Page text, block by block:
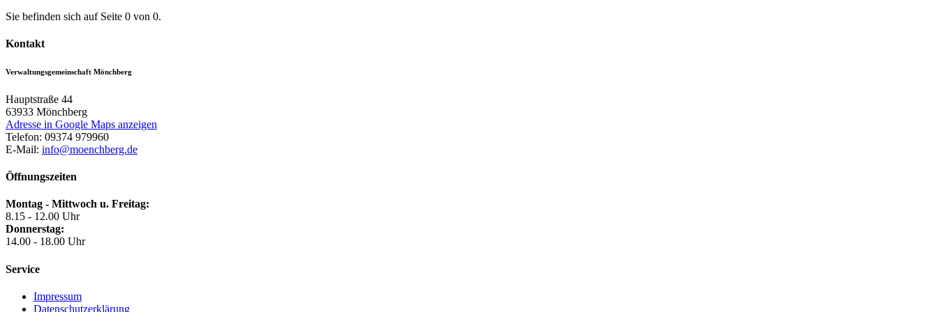
Sie befinden sich auf Seite 0 von 0.
Kontakt
Verwaltungsgemeinschaft Mönchberg
Hauptstraße 44
63933 Mönchberg
Adresse in Google Maps anzeigen
Telefon: 09374 979960
E-Mail: info@moenchberg.de
Öffnungszeiten
Montag - Mittwoch u. Freitag:
8.15 - 12.00 Uhr
Donnerstag:
14.00 - 18.00 Uhr
Service
Impressum
Datenschutzerklärung